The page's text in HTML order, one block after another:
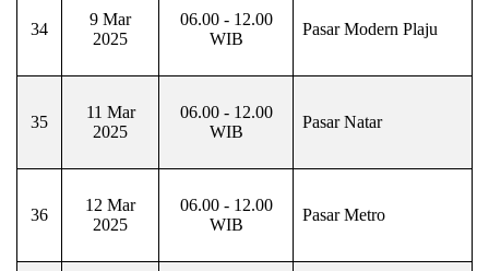
34
9 Mar
2025
06.00 - 12.00
WIB
Pasar Modern Plaju
35
11 Mar
2025
06.00 - 12.00
WIB
Pasar Natar
36
12 Mar
2025
06.00 - 12.00
WIB
Pasar Metro